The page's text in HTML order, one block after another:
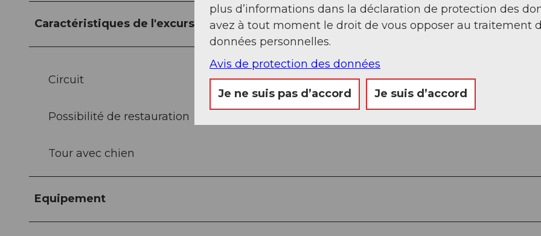
Caractéristiques de l'excursion
Circuit
Possibilité de restauration
Tour avec chien
Equipement
plus d’informations dans la déclaration de protection des
avez à tout moment le droit de vous opposer au traitement
données personnelles.
Avis de protection des données
Je ne suis pas d’accord Je suis d’accord